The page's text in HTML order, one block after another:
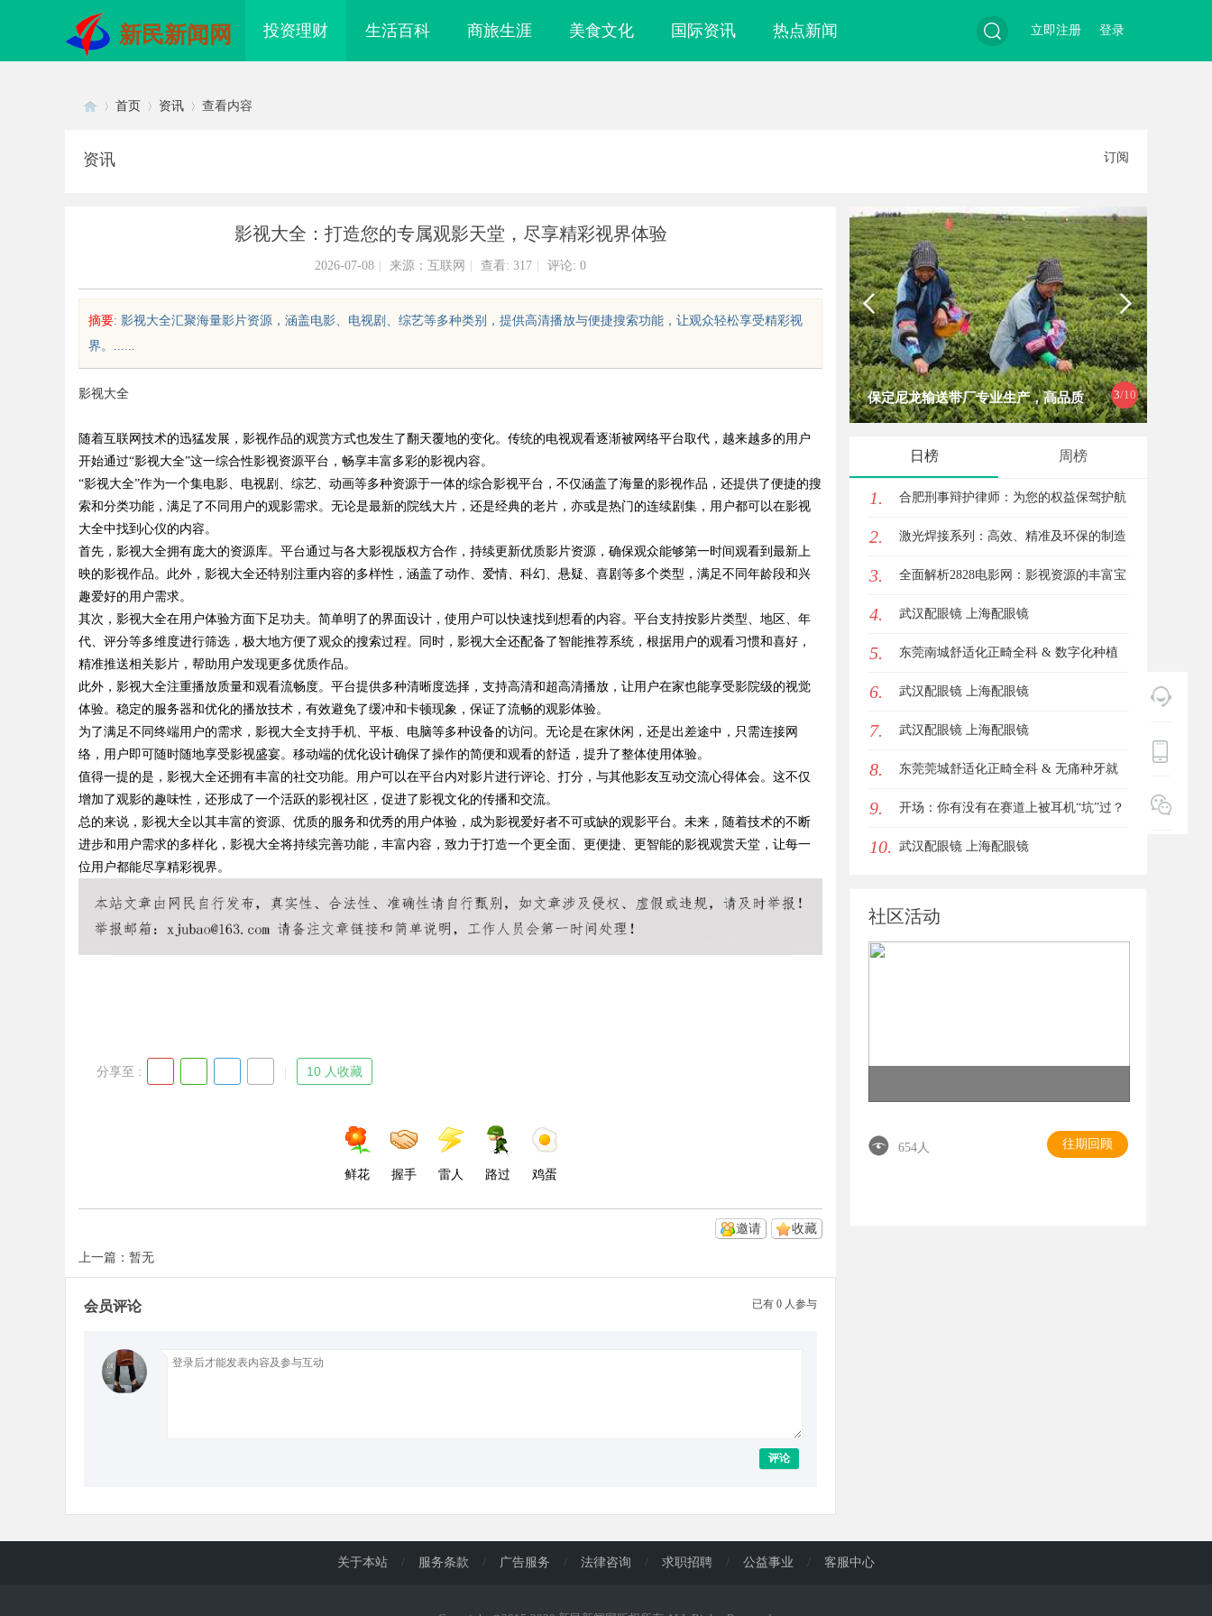
新民新闻网 投资理财 生活百科 商旅生涯 美食文化 国际资讯 热点新闻
索
登录
立即注册
uz
!
Bo
d
首页 资讯 查看内容
资讯 订阅
影视大全：打造您的专属观影天堂，尽享精彩视界体验
2026-07-08 来源：互联网 查看: 317 评论: 0
摘要: 影视大全汇聚海量影片资源，涵盖电影、电视剧、综艺等多种类别，提供高清播放与便捷搜索功能，让观众轻松享受精彩视
界。......
影视大全
随着互联网技术的迅猛发展，影视作品的观赏方式也发生了翻天覆地的变化。传统的电视观看逐渐被网络平台取代，越来越多的用户
开始通过“影视大全”这一综合性影视资源平台，畅享丰富多彩的影视内容。
“影视大全”作为一个集电影、电视剧、综艺、动画等多种资源于一体的综合影视平台，不仅涵盖了海量的影视作品，还提供了便捷的搜
索和分类功能，满足了不同用户的观影需求。无论是最新的院线大片，还是经典的老片，亦或是热门的连续剧集，用户都可以在影视
大全中找到心仪的内容。
首先，影视大全拥有庞大的资源库。平台通过与各大影视版权方合作，持续更新优质影片资源，确保观众能够第一时间观看到最新上
映的影视作品。此外，影视大全还特别注重内容的多样性，涵盖了动作、爱情、科幻、悬疑、喜剧等多个类型，满足不同年龄段和兴
趣爱好的用户需求。
其次，影视大全在用户体验方面下足功夫。简单明了的界面设计，使用户可以快速找到想看的内容。平台支持按影片类型、地区、年
代、评分等多维度进行筛选，极大地方便了观众的搜索过程。同时，影视大全还配备了智能推荐系统，根据用户的观看习惯和喜好，
精准推送相关影片，帮助用户发现更多优质作品。
此外，影视大全注重播放质量和观看流畅度。平台提供多种清晰度选择，支持高清和超高清播放，让用户在家也能享受影院级的视觉
体验。稳定的服务器和优化的播放技术，有效避免了缓冲和卡顿现象，保证了流畅的观影体验。
为了满足不同终端用户的需求，影视大全支持手机、平板、电脑等多种设备的访问。无论是在家休闲，还是出差途中，只需连接网
络，用户即可随时随地享受影视盛宴。移动端的优化设计确保了操作的简便和观看的舒适，提升了整体使用体验。
值得一提的是，影视大全还拥有丰富的社交功能。用户可以在平台内对影片进行评论、打分，与其他影友互动交流心得体会。这不仅
增加了观影的趣味性，还形成了一个活跃的影视社区，促进了影视文化的传播和交流。
总的来说，影视大全以其丰富的资源、优质的服务和优秀的用户体验，成为影视爱好者不可或缺的观影平台。未来，随着技术的不断
进步和用户需求的多样化，影视大全将持续完善功能，丰富内容，致力于打造一个更全面、更便捷、更智能的影视观赏天堂，让每一
位用户都能尽享精彩视界。
分享至 : 10 人收藏
鲜花 握手 雷人 路过 鸡蛋
收藏
邀请
上一篇：暂无
已有 0 人参与
会员评论
评论
4/10
上海配眼镜 保定尼龙输送带厂专业生产，高品质 泰山科技学
日榜 周榜
1. 合肥刑事辩护律师：为您的权益保驾护航
2. 激光焊接系列：高效、精准及环保的制造
解决方案
3. 全面解析2828电影网：影视资源的丰富宝
库及其使用指南
4. 武汉配眼镜 上海配眼镜
5. 东莞南城舒适化正畸全科 & 数字化种植
诊疗专业指南
6. 武汉配眼镜 上海配眼镜
7. 武汉配眼镜 上海配眼镜
8. 东莞莞城舒适化正畸全科 & 无痛种牙就
诊避坑攻略
9. 开场：你有没有在赛道上被耳机“坑”过？
10. 武汉配眼镜 上海配眼镜
社区活动
654人 往期回顾
关于本站 / 服务条款 / 广告服务 / 法律咨询 / 求职招聘 / 公益事业 / 客服中心